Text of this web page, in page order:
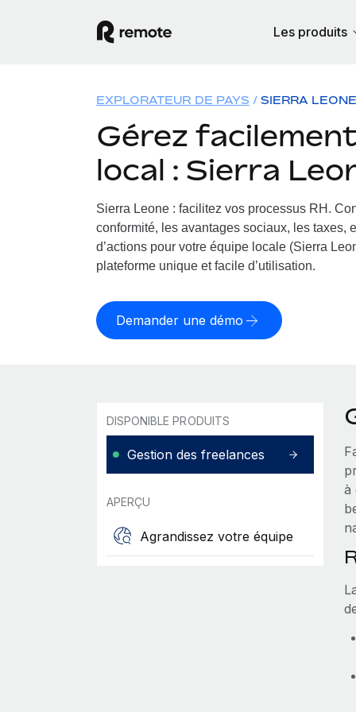
Les produits
EXPLORATEUR DE PAYS SIERRA LEONE
Gérez facilement
local : Sierra
Sierra Leone : facilitez vos processus RH.
conformité, les avantages sociaux, les taxes,
d’actions pour votre équipe locale (Sierra
plateforme unique et facile d’utilisation.
Demander une démo
DISPONIBLE PRODUITS
Gestion des freelances
APERÇU
Agrandissez votre équipe
à